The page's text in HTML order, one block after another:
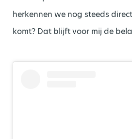
herkennen we nog steeds
komt? Dat blijft voor mij de